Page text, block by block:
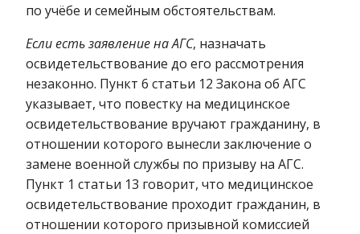
по учёбе и семейным обстоятельствам.
Если есть заявление на АГС, назначать
освидетельствование до его рассмотрения
незаконно. Пункт 6 статьи 12 Закона об АГС
указывает, что повестку на медицинское
освидетельствование вручают гражданину, в
отношении которого вынесли заключение о
замене военной службы по призыву на АГС.
Пункт 1 статьи 13 говорит, что медицинское
освидетельствование проходит гражданин, в
отношении которого призывной комиссией